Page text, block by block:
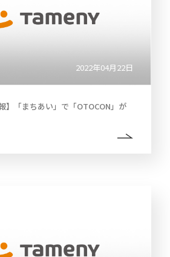
2022年04月22日
】「まちあい」で「OTOCON」が